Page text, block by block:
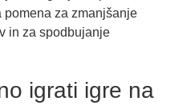
pomena za zmanjšanje
in za spodbujanje
igrati igre na